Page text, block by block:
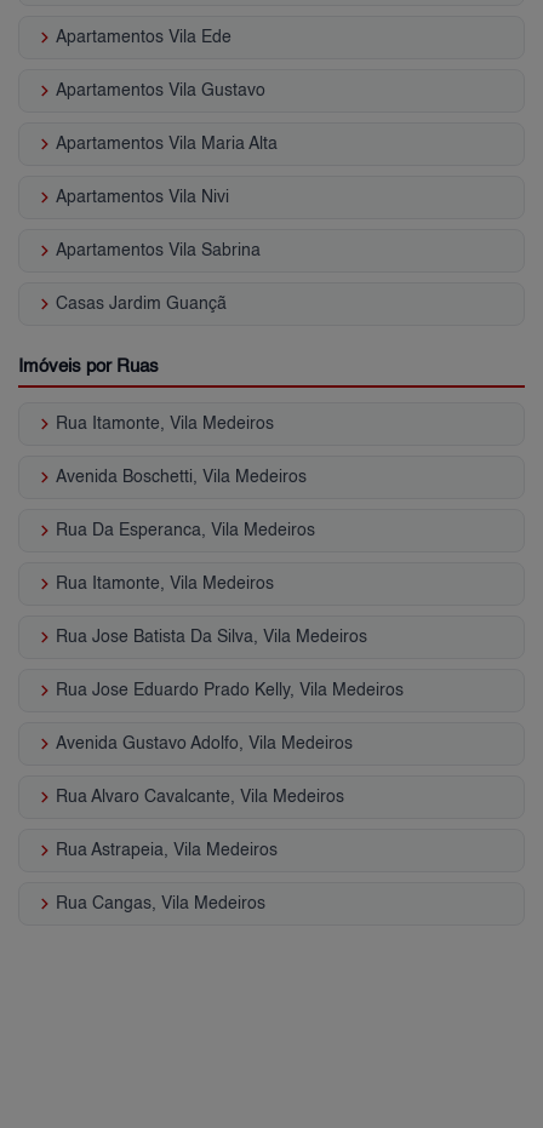
keyboard_arrow_right Apartamentos Vila Ede
keyboard_arrow_right Apartamentos Vila Gustavo
keyboard_arrow_right Apartamentos Vila Maria Alta
keyboard_arrow_right Apartamentos Vila Nivi
keyboard_arrow_right Apartamentos Vila Sabrina
keyboard_arrow_right Casas Jardim Guançã
Imóveis por Ruas
keyboard_arrow_right Rua Itamonte, Vila Medeiros
keyboard_arrow_right Avenida Boschetti, Vila Medeiros
keyboard_arrow_right Rua Da Esperanca, Vila Medeiros
keyboard_arrow_right Rua Itamonte, Vila Medeiros
keyboard_arrow_right Rua Jose Batista Da Silva, Vila Medeiros
keyboard_arrow_right Rua Jose Eduardo Prado Kelly, Vila Medeiros
keyboard_arrow_right Avenida Gustavo Adolfo, Vila Medeiros
keyboard_arrow_right Rua Alvaro Cavalcante, Vila Medeiros
keyboard_arrow_right Rua Astrapeia, Vila Medeiros
keyboard_arrow_right Rua Cangas, Vila Medeiros